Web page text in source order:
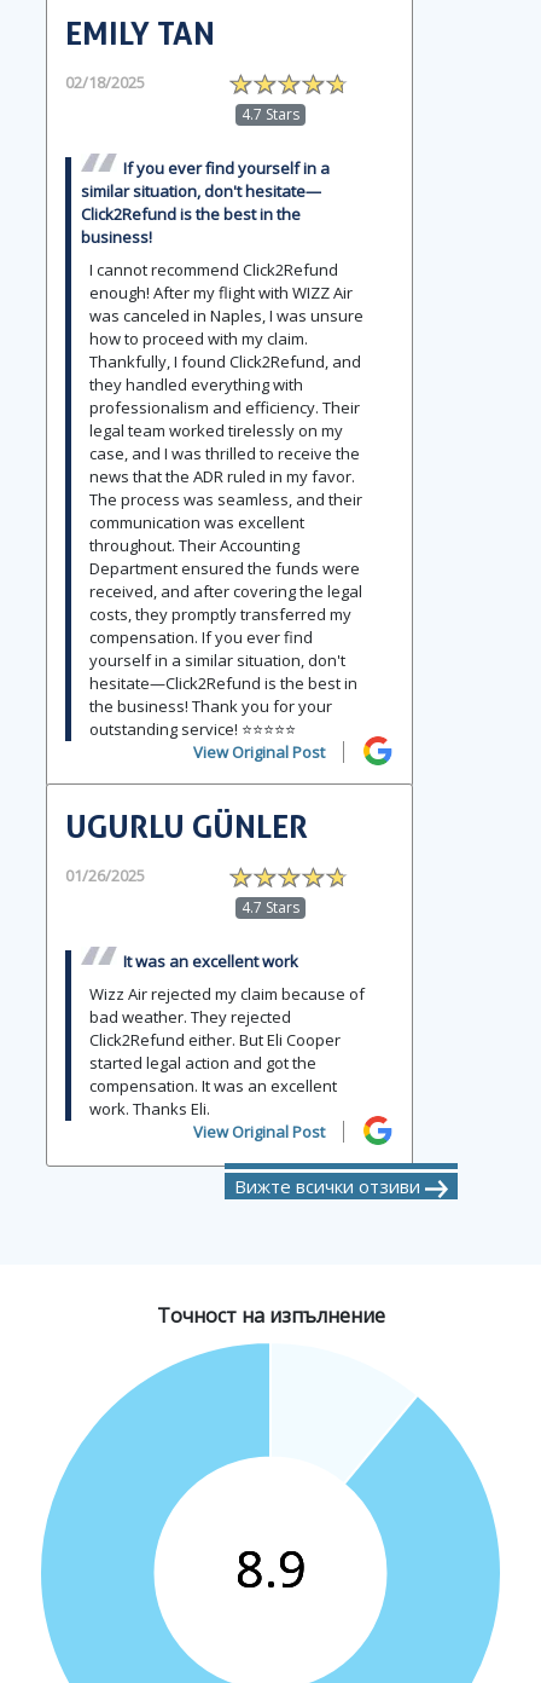
EMILY TAN
02/18/2025
4.7 Stars
If you ever find yourself in a
similar situation, don't hesitate—
Click2Refund is the best in the
business!
I cannot recommend Click2Refund
enough! After my flight with WIZZ Air
was canceled in Naples, I was unsure
how to proceed with my claim.
Thankfully, I found Click2Refund, and
they handled everything with
professionalism and efficiency. Their
legal team worked tirelessly on my
case, and I was thrilled to receive the
news that the ADR ruled in my favor.
The process was seamless, and their
communication was excellent
throughout. Their Accounting
Department ensured the funds were
received, and after covering the legal
costs, they promptly transferred my
compensation. If you ever find
yourself in a similar situation, don't
hesitate—Click2Refund is the best in
the business! Thank you for your
outstanding service! ⭐⭐⭐⭐⭐
View Original Post
UGURLU GÜNLER
01/26/2025
4.7 Stars
It was an excellent work
Wizz Air rejected my claim because of
bad weather. They rejected
Click2Refund either. But Eli Cooper
started legal action and got the
compensation. It was an excellent
work. Thanks Eli.
View Original Post
Вижте всички отзиви
Точност на изпълнение